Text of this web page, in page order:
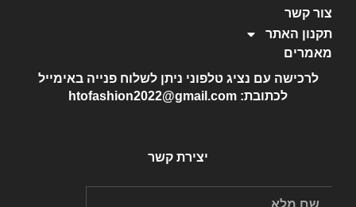
צור קשר
תקנון האתר
מאמרים
לרכישה עם נציג טלפוני ניתן לשלוח פנייה באימייל
לכתובת: htofashion2022@gmail.com
יצירת קשר